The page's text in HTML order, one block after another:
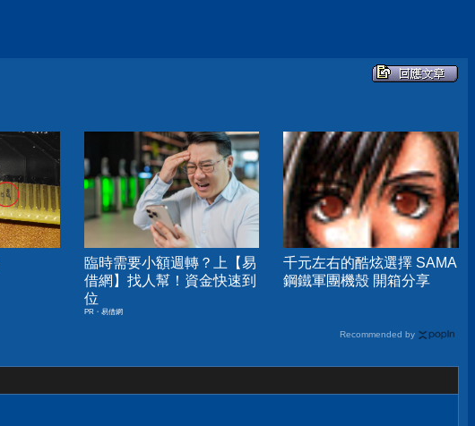
臨時需要小額週轉？上【易
借網】找人幫！資金快速到
位
PR・易借網
千元左右的酷炫選擇 SAMA
鋼鐵軍團機殼 開箱分享
Recommended by